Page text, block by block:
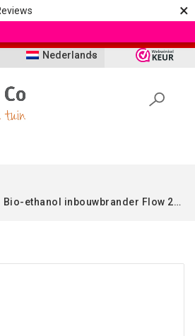
×
Nederlands
Bio-ethanol inbouwbrander Flow 25x16x8 cm | Enjoyfires
worden bestellingen
i.v.m. vakantie